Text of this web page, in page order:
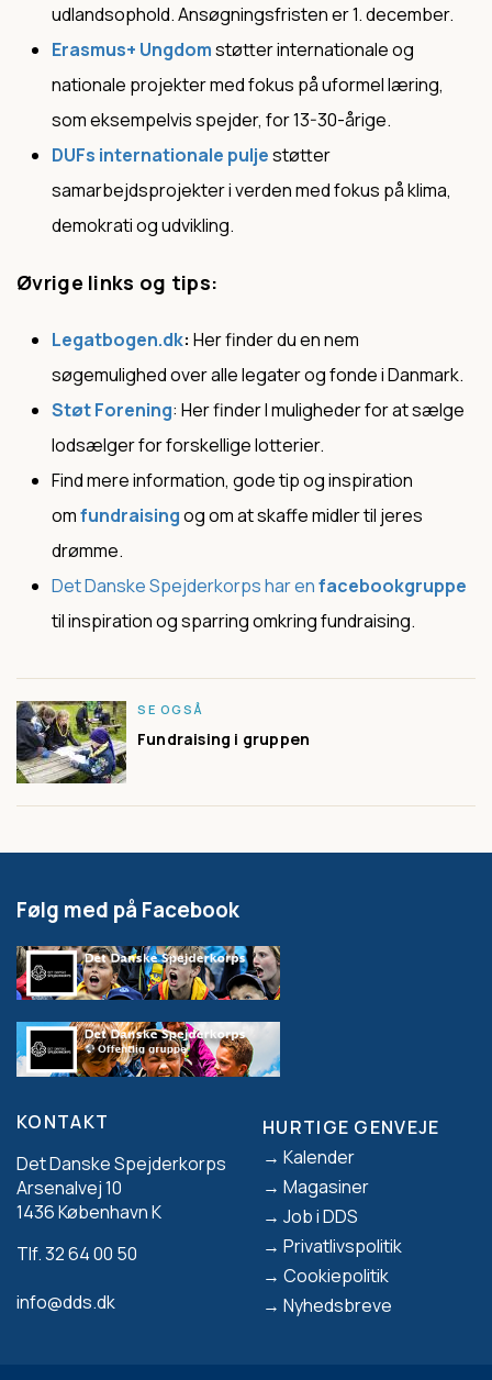
udlandsophold. Ansøgningsfristen er 1. december.
Erasmus+ Ungdomstøtter internationale og
nationale projekter med fokus på uformel læring,
som eksempelvis spejder, for 13-30-årige.
DUFs internationale puljestøtter
samarbejdsprojekter i verden med fokus på klima,
demokrati og udvikling.
Øvrige links og tips:
Legatbogen.dk: Her finder du en nem
søgemulighed over alle legater og fonde i Danmark.
Støt Forening: Her finder I muligheder for at sælge
lodsælger for forskellige lotterier.
Find mere information, gode tip og inspiration
omfundraisingog om at skaffe midler til jeres
drømme.
Det Danske Spejderkorps har enfacebookgruppe
til inspiration og sparring omkring fundraising.
SE OGSÅ
Fundraising i gruppen
Følg med på Facebook
KONTAKT
Det Danske Spejderkorps
Arsenalvej 10
1436 København K
Tlf. 32 64 00 50
info@dds.dk
Footer
HURTIGE GENVEJE
Kalender
Magasiner
Job i DDS
Privatlivspolitik
Cookiepolitik
Nyhedsbreve